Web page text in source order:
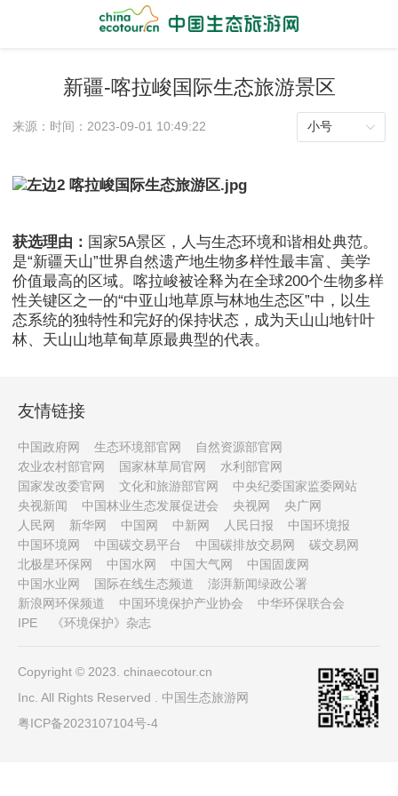
新疆-喀拉峻国际生态旅游景区
来源： 时间：2023-09-01 10:49:22 小号
获选理由： 国家5A景区，人与生态环境和谐相处典范。
是“新疆天山”世界自然遗产地生物多样性最丰富、美学
价值最高的区域。喀拉峻被诠释为在全球200个生物多样
性关键区之一的“中亚山地草原与林地生态区”中，以生
态系统的独特性和完好的保持状态，成为天山山地针叶
林、天山山地草甸草原最典型的代表。
友情链接
中国政府网 生态环境部官网
自然资源部官网
农业农村部官网
国家林草局官网
水利部官网
国家发改委官网
文化和旅游部官网
中央纪委国家监委网站
央视新闻
中国林业生态发展促进会 央视网
央广网
人民网
新华网 中国网 中新网 人民日报
中国环境报
中国环境网
中国碳交易平台 中国碳排放交易网
碳交易网
北极星环保网
中国水网 中国大气网
中国固废网
中国水业网
国际在线生态频道
澎湃新闻绿政公署
新浪网环保频道
中国环境保护产业协会
中华环保联合会
IPE
《环境保护》杂志
Copyright © 2023. chinaecotour.cn
Inc. All Rights Reserved . 中国生态旅游网
粤ICP备2023107104号-4